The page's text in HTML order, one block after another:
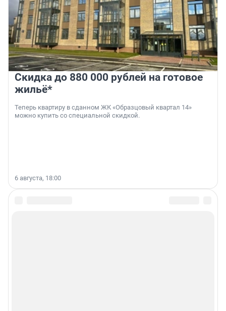
Скидка до 880 000 рублей на готовое
жильё*
Теперь квартиру в сданном ЖК «Образцовый квартал 14»
можно купить со специальной скидкой.
6 августа, 18:00